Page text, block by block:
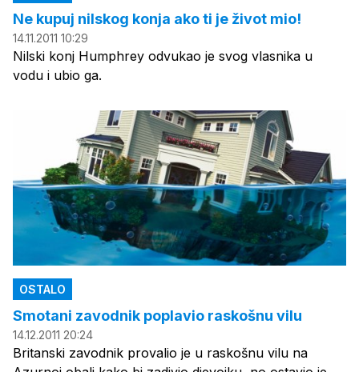
Ne kupuj nilskog konja ako ti je život mio!
14.11.2011 10:29
Nilski konj Humphrey odvukao je svog vlasnika u
vodu i ubio ga.
OSTALO
Smotani zavodnik poplavio raskošnu vilu
14.12.2011 20:24
Britanski zavodnik provalio je u raskošnu vilu na